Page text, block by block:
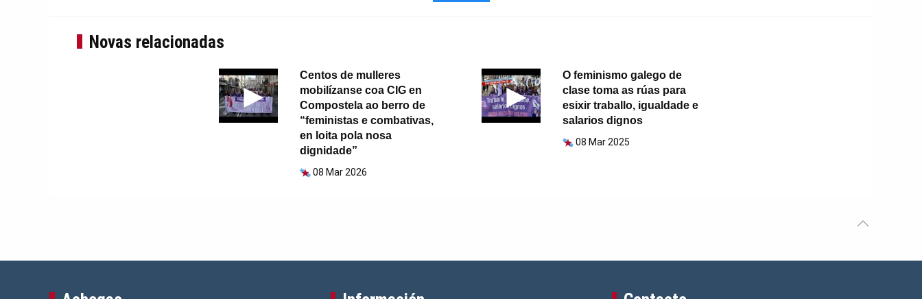
Novas relacionadas
Centos de mulleres
mobilízanse coa CIG en
Compostela ao berro de
“feministas e combativas,
en loita pola nosa
dignidade”
08 Mar 2026
O feminismo galego de
clase toma as rúas para
esixir traballo, igualdade e
salarios dignos
08 Mar 2025